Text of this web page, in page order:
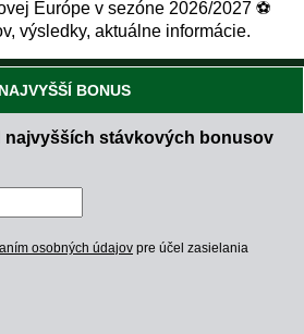
Európe v sezóne 2026/2027 ⚽
výsledky, aktuálne informácie.
BONUS
najvyšších stávkových bonusov
osobných údajov pre účel zasielania